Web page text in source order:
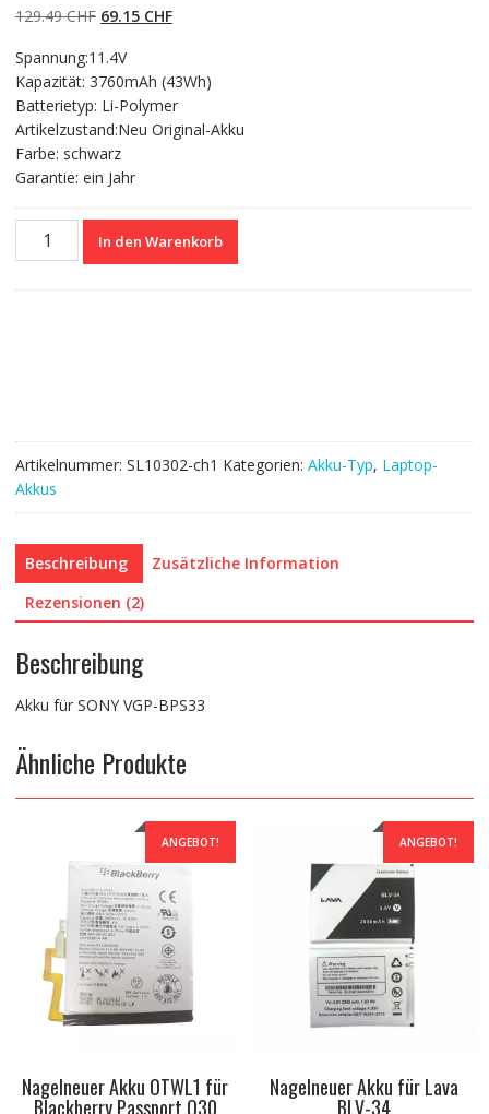
basierend auf
Kundenbewertun
129.49CHF Ursprünglicher
war:
129.49 CHF
69.15 CHFAktueller
69.15 CHF.
Spannung:11.4V
Kapazität: 3760mAh (43Wh)
Batterietyp: Li-Polymer
Artikelzustand:Neu Original-Akku
Farbe: schwarz
Garantie: ein Jahr
Nagelneuer
In den Warenkorb
Artikelnummer: SL10302-ch1 Kategorien: Akku-Typ, Laptop-
Akkus
Beschreibung
Zusätzliche Information
Rezensionen (2)
Beschreibung
Akku für SONY VGP-BPS33
Ähnliche Produkte
ANGEBOT!
Nagelneuer Akku OTWL1 für
Blackberry Passport Q30
ANGEBOT!
Nagelneuer Akku für Lava
BLV-34